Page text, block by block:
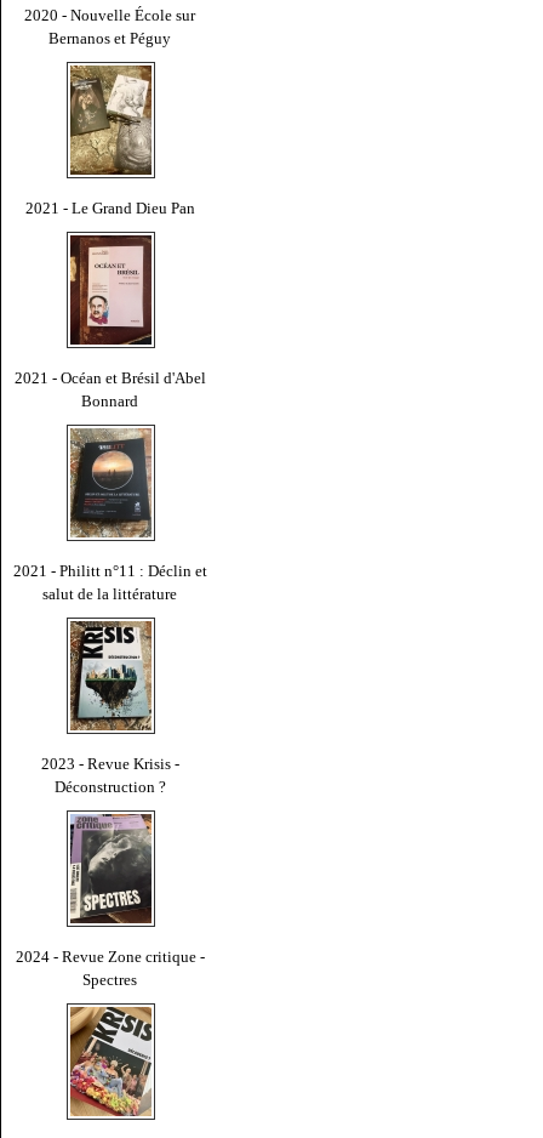
2020 - Nouvelle École sur
Bernanos et Péguy
2021 - Le Grand Dieu Pan
2021 - Océan et Brésil d'Abel
Bonnard
2021 - Philitt n°11 : Déclin et
salut de la littérature
2023 - Revue Krisis -
Déconstruction ?
2024 - Revue Zone critique -
Spectres